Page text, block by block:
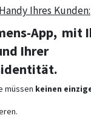
Ihres Kunden:
App, mit
Ihrer
müssen keinen